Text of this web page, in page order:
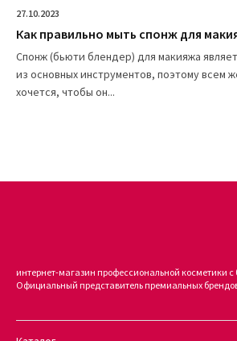
27.10.2023
Как правильно мыть спонж для
Спонж (бьюти блендер) для макияжа
из основных инструментов, поэтому всем
хочется, чтобы он...
интернет-магазин профессиональной косметики с
Официальный представитель премиальных